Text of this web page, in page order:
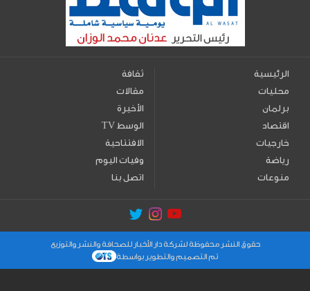
الرئيسية
محليات
برلمان
اقتصاد
خارجيات
رياضة
منوعات
ثقافة
مقالات
الأخيرة
TV الوسط
الافتتاحية
وفيات اليوم
اتصل بنا
حقوق النشر محفوظة لشركة دار الأخبار للصحافة والنشر والتوزيع
تم التصميم والتطوير بواسطة